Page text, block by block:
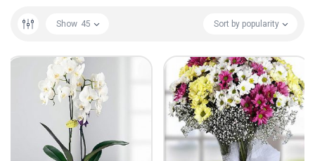
Sort by popularity
Show 45